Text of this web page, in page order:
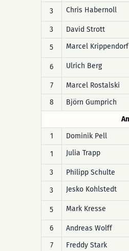
3 Chris Habernoll
3 David Strott
5 Marcel Krippendorf
6 Ulrich Berg
7 Marcel Rostalski
8
Björn Gumprich
1
Dominik Pell
1 Julia Trapp
3 Philipp Schulte
3 Jesko Kohlstedt
5 Mark Kresse
6 Andreas Wolff
7
Freddy Stark